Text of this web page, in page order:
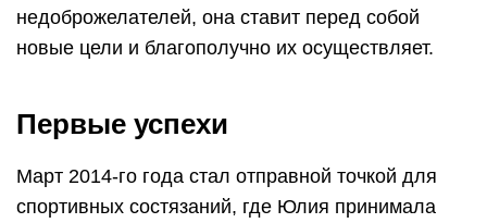
недоброжелателей, она ставит перед собой
новые цели и благополучно их осуществляет.
Первые успехи
Март 2014-го года стал отправной точкой для
спортивных состязаний, где Юлия принимала